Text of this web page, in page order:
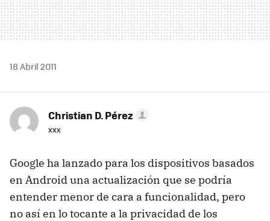
18 Abril 2011
Christian D. Pérez
xxx
Google ha lanzado para los dispositivos basados
en Android una actualización que se podría
entender menor de cara a funcionalidad, pero
no así en lo tocante a la privacidad de los